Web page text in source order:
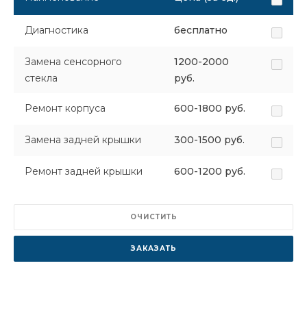
Диагностика бесплатно
Замена сенсорного
стекла
1200-2000
руб.
Ремонт корпуса 600-1800 руб.
Замена задней крышки 300-1500 руб.
Ремонт задней крышки 600-1200 руб.
ОЧИСТИТЬ
ЗАКАЗАТЬ